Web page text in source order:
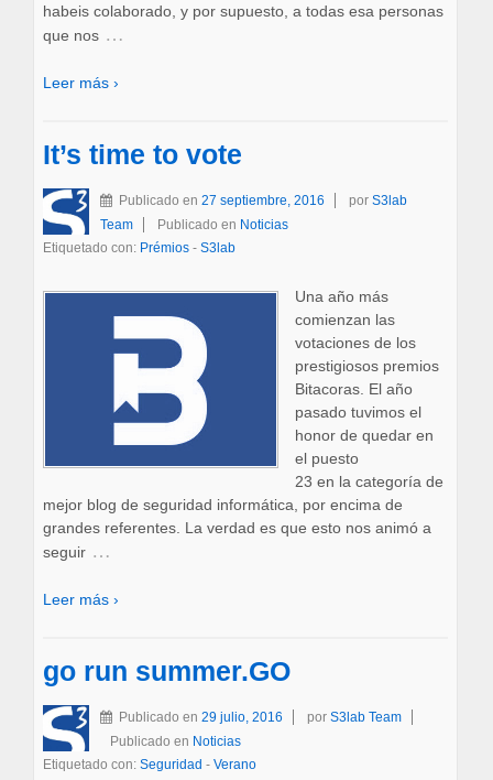
habeis colaborado, y por supuesto, a todas esa personas
que nos …
Leer más ›
It’s time to vote
Publicado en 27 septiembre, 2016 por S3lab
Team
Publicado en Noticias
Etiquetado con: Prémios- S3lab
Una año más
comienzan las
votaciones de los
prestigiosos premios
Bitacoras. El año
pasado tuvimos el
honor de quedar en
el puesto
23 en la categoría de
mejor blog de seguridad informática, por encima de
grandes referentes. La verdad es que esto nos animó a
seguir …
Leer más ›
go run summer.GO
Publicado en 29 julio, 2016 por S3lab Team
Publicado en Noticias
Etiquetado con: Seguridad - Verano